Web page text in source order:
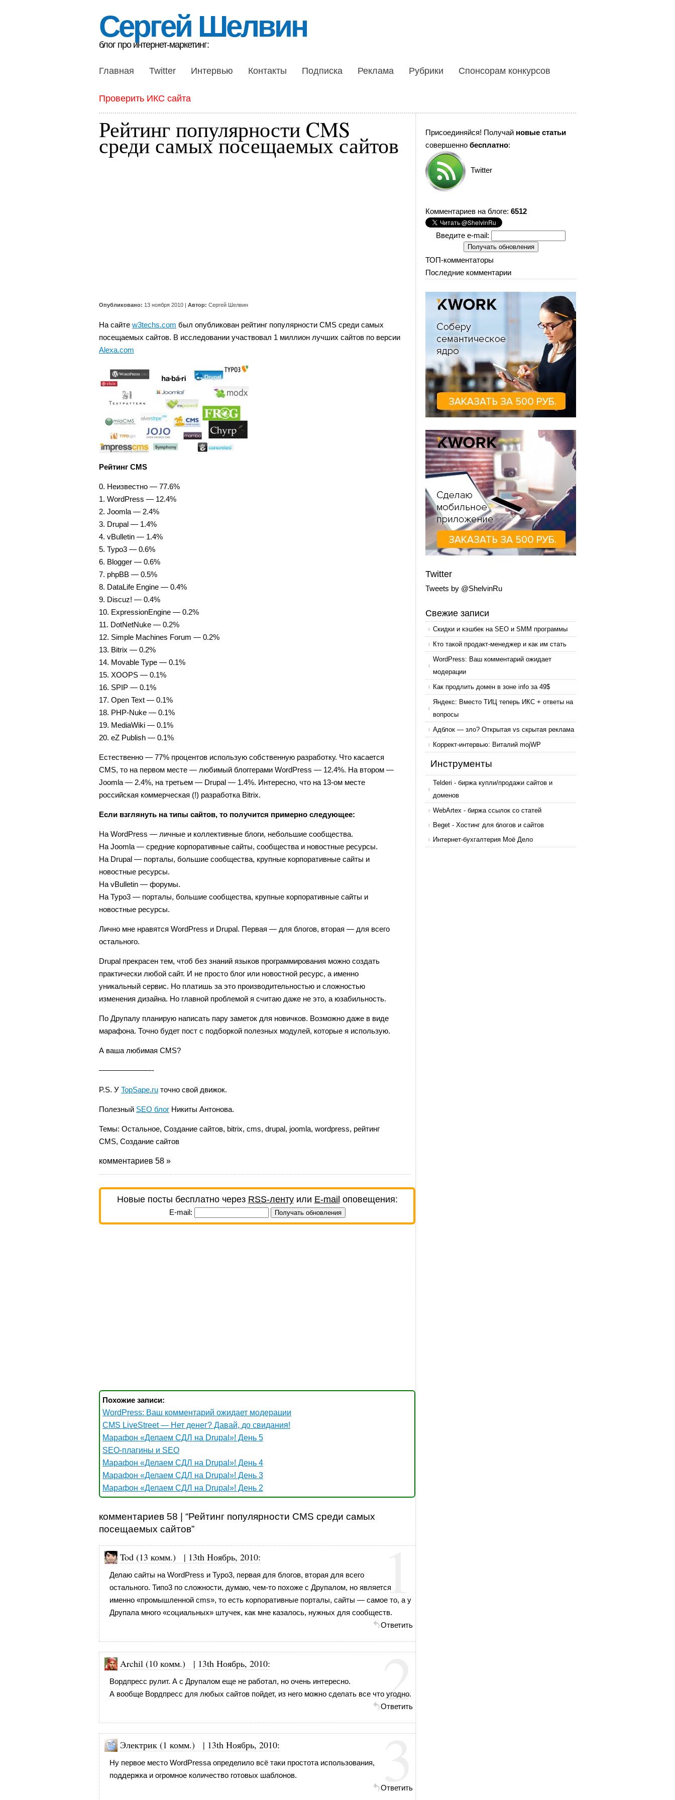
Сергей Шелвин
блог про интернет-маркетинг:
Главная Twitter Интервью Контакты Подписка Реклама Рубрики Спонсорам конкурсов
Проверить ИКС сайта
Рейтинг популярности CMS
среди самых посещаемых сайтов
Опубликовано: 13 ноября 2010 | Автор: Сергей Шелвин
На сайте w3techs.com был опубликован рейтинг популярности CMS среди самых
посещаемых сайтов. В исследовании участвовал 1 миллион лучших сайтов по версии
Alexa.com
Рейтинг CMS
0. Неизвестно — 77.6%
1. WordPress — 12.4%
2. Joomla — 2.4%
3. Drupal — 1.4%
4. vBulletin — 1.4%
5. Typo3 — 0.6%
6. Blogger — 0.6%
7. phpBB — 0.5%
8. DataLife Engine — 0.4%
9. Discuz! — 0.4%
10. ExpressionEngine — 0.2%
11. DotNetNuke — 0.2%
12. Simple Machines Forum — 0.2%
13. Bitrix — 0.2%
14. Movable Type — 0.1%
15. XOOPS — 0.1%
16. SPIP — 0.1%
17. Open Text — 0.1%
18. PHP-Nuke — 0.1%
19. MediaWiki — 0.1%
20. eZ Publish — 0.1%
Естественно — 77% процентов использую собственную разработку. Что касается
CMS, то на первом месте — любимый блоггерами WordPress — 12.4%. На втором —
Joomla — 2.4%, на третьем — Drupal — 1.4%. Интересно, что на 13-ом месте
российская коммерческая (!) разработка Bitrix.
Если взглянуть на типы сайтов, то получится примерно следующее:
На WordPress — личные и коллективные блоги, небольшие сообщества.
На Joomla — средние корпоративные сайты, сообщества и новостные ресурсы.
На Drupal — порталы, большие сообщества, крупные корпоративные сайты и
новостные ресурсы.
На vBulletin — форумы.
На Typo3 — порталы, большие сообщества, крупные корпоративные сайты и
новостные ресурсы.
Лично мне нравятся WordPress и Drupal. Первая — для блогов, вторая — для всего
остального.
Drupal прекрасен тем, чтоб без знаний языков программирования можно создать
практически любой сайт. И не просто блог или новостной ресурс, а именно
уникальный сервис. Но платишь за это производительностью и сложностью
изменения дизайна. Но главной проблемой я считаю даже не это, а юзабильность.
По Друпалу планирую написать пару заметок для новичков. Возможно даже в виде
марафона. Точно будет пост с подборкой полезных модулей, которые я использую.
А ваша любимая CMS?
———————-
P.S. У TopSape.ru точно свой движок.
Полезный SEO блог Никиты Антонова.
Темы: Остальное, Создание сайтов, bitrix, cms, drupal, joomla, wordpress, рейтинг
CMS, Создание сайтов
комментариев 58 »
Новые посты бесплатно через RSS-лентуили E-mail оповещения:
E-mail:
Похожие записи:
WordPress: Ваш комментарий ожидает модерации
CMS LiveStreet — Нет денег? Давай, до свидания!
Марафон «Делаем СДЛ на Drupal»! День 5
SEO-плагины и SEO
Марафон «Делаем СДЛ на Drupal»! День 4
Марафон «Делаем СДЛ на Drupal»! День 3
Марафон «Делаем СДЛ на Drupal»! День 2
комментариев 58 | “Рейтинг популярности CMS среди самых
посещаемых сайтов”
1
Tod (13 комм.) | 13th Ноябрь, 2010:
Делаю сайты на WordPress и Typo3, первая для блогов, вторая для всего
остального. Типо3 по сложности, думаю, чем-то похоже с Друпалом, но является
именно «промышленной cms», то есть корпоративные порталы, сайты — самое то, а у
Друпала много «социальных» штучек, как мне казалось, нужных для сообществ.
Ответить
2
Archil (10 комм.) | 13th Ноябрь, 2010:
Вордпресс рулит. А с Друпалом еще не работал, но очень интересно.
А вообще Вордпресс для любых сайтов пойдет, из него можно сделать все что угодно.
Ответить
3
Электрик (1 комм.) | 13th Ноябрь, 2010:
Ну первое место WordPressа определило всё таки простота использования,
поддержка и огромное количество готовых шаблонов.
Ответить
Присоединяйся! Получай новые статьи
совершенно бесплатно:
Twitter
Комментариев на блоге: 6512
Введите e-mail:
ТОП-комментаторы
Последние комментарии
Twitter
Tweets by @ShelvinRu
Свежие записи
Скидки и кэшбек на SEO и SMM программы
Кто такой продакт-менеджер и как им стать
WordPress: Ваш комментарий ожидает
модерации
Как продлить домен в зоне info за 49$
Яндекс: Вместо ТИЦ теперь ИКС + ответы на
вопросы
Адблок — зло? Открытая vs скрытая реклама
Коррект-интервью: Виталий mojWP
Инструменты
Telderi - биржа купли/продажи сайтов и
доменов
WebArtex - биржа ссылок со статей
Beget - Хостинг для блогов и сайтов
Интернет-бухгалтерия Моё Дело